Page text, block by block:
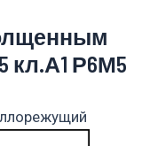
кл.А1 Р6М5